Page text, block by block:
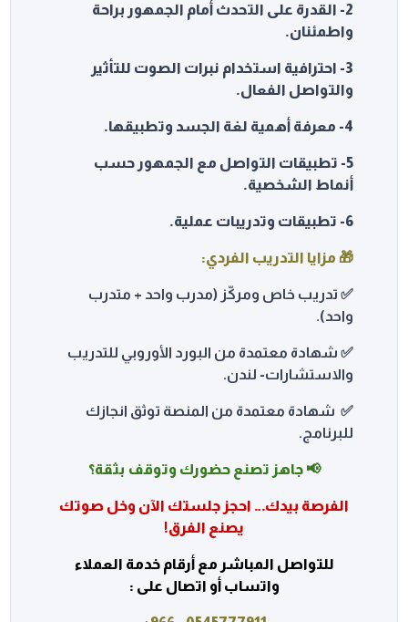
2- القدرة على التحدث أمام الجمهور براحة
واطمئنان.
3- احترافية استخدام نبرات الصوت للتأثير
والتواصل الفعال.
4- معرفة أهمية لغة الجسد وتطبيقها.
5- تطبيقات التواصل مع الجمهور حسب
أنماط الشخصية.
6- تطبيقات وتدريبات عملية.
🎁 مزايا التدريب الفردي:
✅ تدريب خاص ومركّز (مدرب واحد + متدرب
واحد).
✅ شهادة معتمدة من البورد الأوروبي للتدريب
والاستشارات- لندن.
✅ شهادة معتمدة من المنصة توثق انجازك
للبرنامج.
📢 جاهز تصنع حضورك وتوقف بثقة؟
الفرصة بيدك… احجز جلستك الآن وخل صوتك
يصنع الفرق!
للتواصل المباشر مع أرقام خدمة العملاء
واتساب أو اتصال على :